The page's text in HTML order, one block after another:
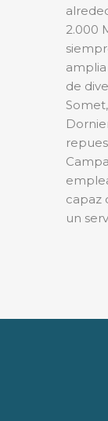
2.000
de
capaz
un